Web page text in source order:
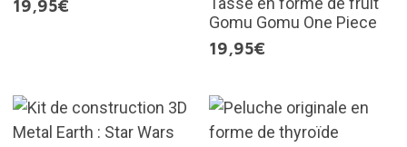
19,95€
Gomu Gomu One Piece
19,95€